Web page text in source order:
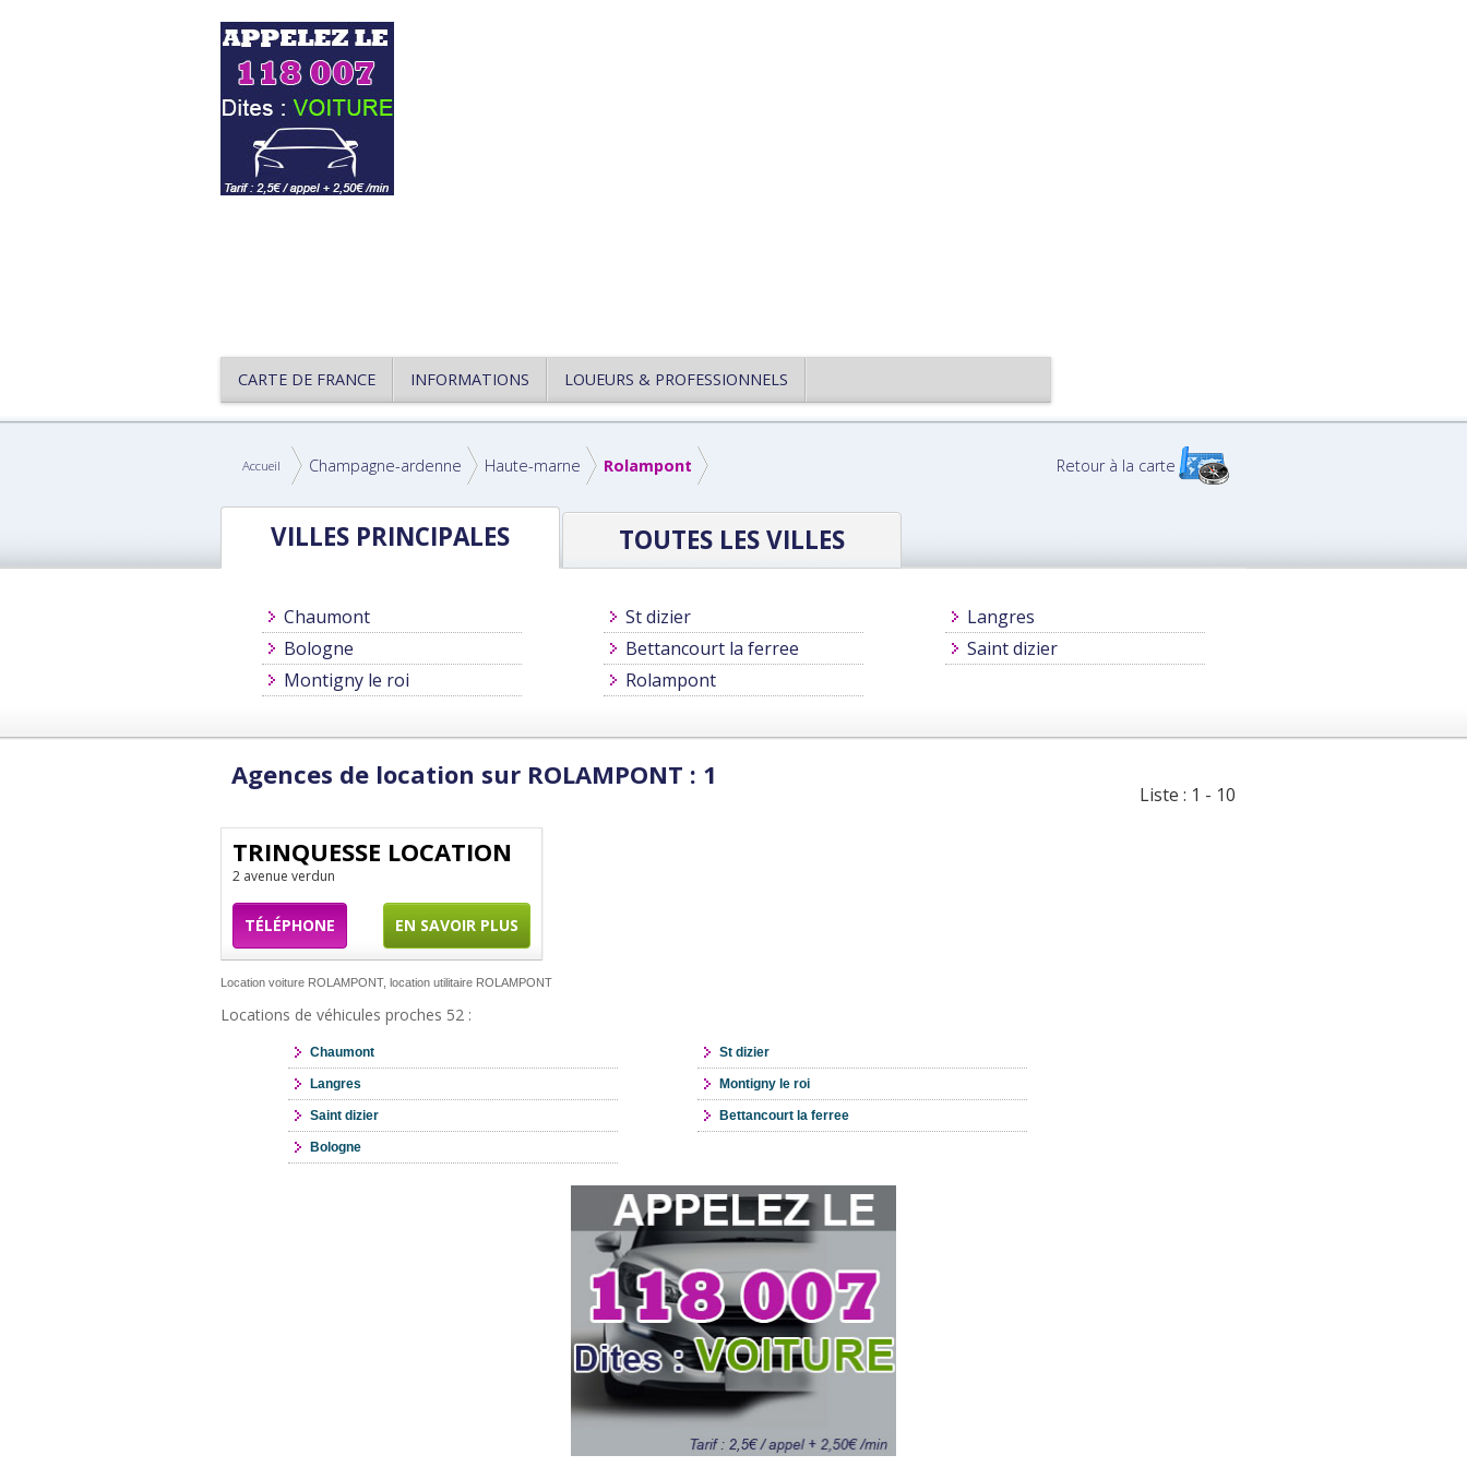
CARTE DE FRANCE INFORMATIONS LOUEURS & PROFESSIONNELS
Accueil Champagne-ardenne Haute-marne Rolampont Retour à la carte
VILLES PRINCIPALES TOUTES LES VILLES
Chaumont St dizier
Langres
Bologne
Bettancourt la ferree
Saint dizier
Montigny le roi
Rolampont
Agences de location sur ROLAMPONT : 1
Liste : 1 - 10
TRINQUESSE LOCATION
2 avenue verdun
TÉLÉPHONE EN SAVOIR PLUS
Location voiture ROLAMPONT, location utilitaire ROLAMPONT
Locations de véhicules proches 52 :
Chaumont St dizier
Langres Montigny le roi
Saint dizier Bettancourt la ferree
Bologne